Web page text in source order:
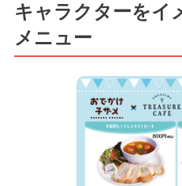
キャラクターをイ
メニュー